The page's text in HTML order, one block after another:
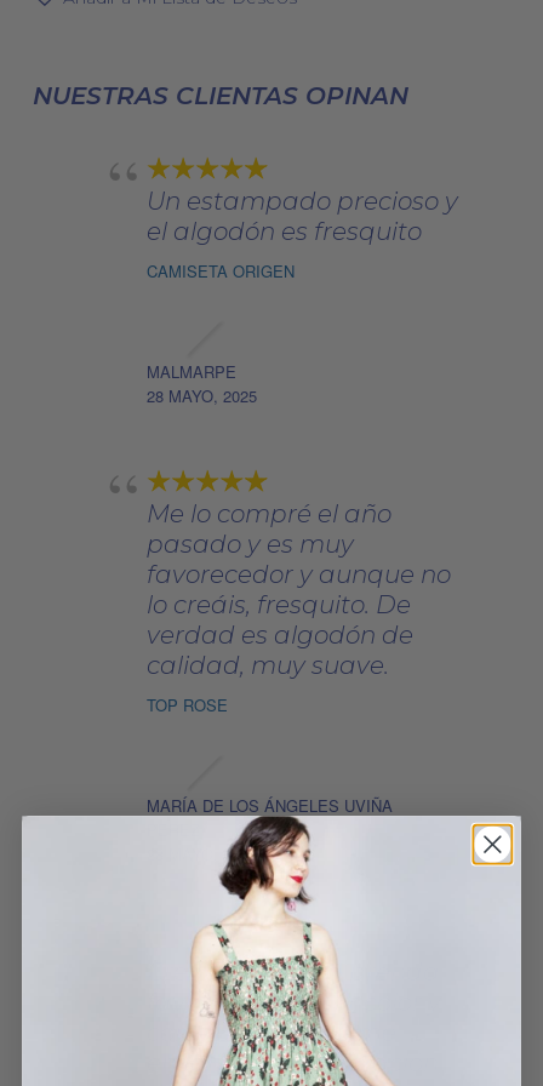
elegir
página
de
NUESTRAS CLIENTAS OPINAN
Un estampado precioso y
el algodón es fresquito
CAMISETA ORIGEN
MALMARPE
28 MAYO, 2025
Me lo compré el año
pasado y es muy
favorecedor y aunque no
lo creáis, fresquito. De
verdad es algodón de
calidad, muy suave.
TOP ROSE
MARÍA DE LOS ÁNGELES UVIÑA
28 MAYO, 2025
Creo que es una prenda
favorecedora por color y
corte pero lo que me
encanta es la sensación